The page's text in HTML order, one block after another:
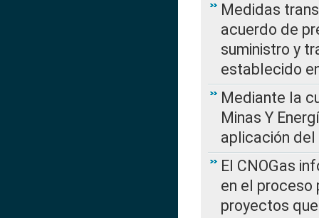
Medidas
acuerdo de
suministro y
establecido
Mediante la
Minas Y
aplicación
El CNOGas
en el proceso
proyectos